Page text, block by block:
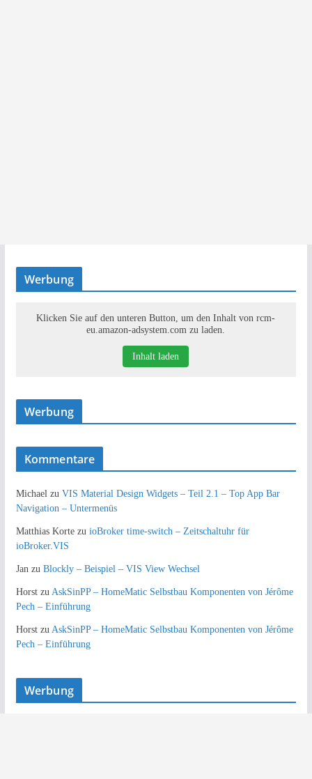
Werbung
Klicken Sie auf den unteren Button, um den Inhalt von rcm-
eu.amazon-adsystem.com zu laden.
Inhalt laden
Werbung
Kommentare
Michaelzu VIS Material Design Widgets – Teil 2.1 – Top App Bar
Navigation – Untermenüs
Matthias Kortezu ioBroker time-switch – Zeitschaltuhr für
ioBroker.VIS
Janzu Blockly – Beispiel – VIS View Wechsel
Horstzu AskSinPP – HomeMatic Selbstbau Komponenten von Jérôme
Pech – Einführung
Horstzu AskSinPP – HomeMatic Selbstbau Komponenten von Jérôme
Pech – Einführung
Werbung